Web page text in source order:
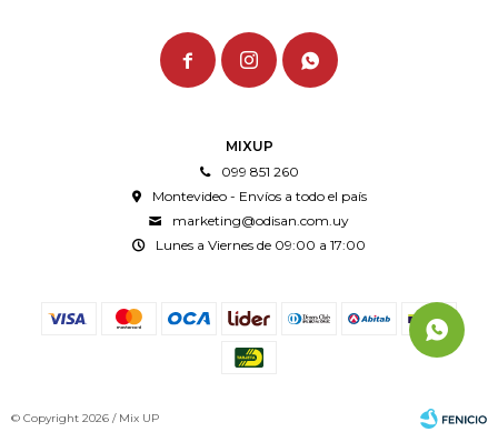
MIXUP
099 851 260
Montevideo - Envíos a todo el país
marketing@odisan.com.uy
Lunes a Viernes de 09:00 a 17:00
  
© Copyright 2026 / Mix UP